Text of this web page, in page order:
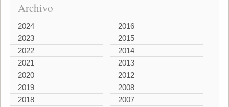
Archivo
2024
2023
2022
2021
2020
2019
2018
2016
2015
2014
2013
2012
2008
2007